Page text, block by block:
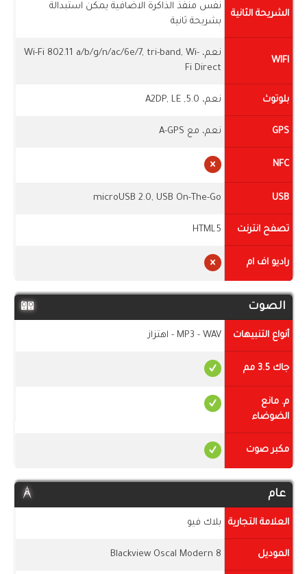
الشريحة الثانية
نفس منفذ الذاكرة الاضافية يمكن استبدالة
بشريحة ثانية
WIFI
نعم، Wi-Fi 802.11 a/b/g/n/ac/6e/7, tri-band, Wi-
Fi Direct
بلوتوث نعم، 5.0, A2DP, LE
GPS نعم، مع A-GPS
NFC
USB
microUSB 2.0, USB On-The-Go
تصفح انترنت HTML5
راديو اف ام
الصوت
أنواع التنبيهات MP3 - WAV - اهتزاز
جاك 3.5 مم
م. مانع
الضوضاء
مكبر صوت
عام
العلامة التجارية بلاك فيو
الموديل Blackview Oscal Modern 8